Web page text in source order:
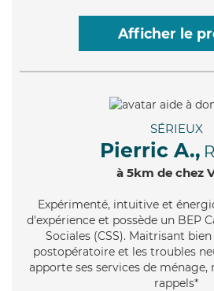
Afficher le
SÉRIEUX
Pierric A.,
à 5km de chez
Expérimenté, intuitive et
d'expérience et possède un BEP
Sociales (CSS). Maitrisant
postopératoire et les troubles
apporte ses services de
rappels*